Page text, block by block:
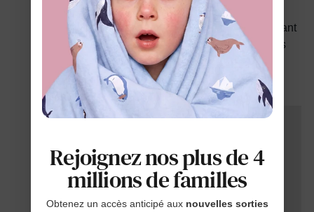
hauts à manches courtes à blocs de couleurs
assortis pour la famille Halloween
: tissu respirant
et hypoallergénique avec des imprimés citrouilles
vibrants, parfaits pour assortir
tenues
d'Halloween avec des êtres chers.
Rejoignez nos plus de 4
millions de familles
Obtenez un accès anticipé aux nouvelles sorties